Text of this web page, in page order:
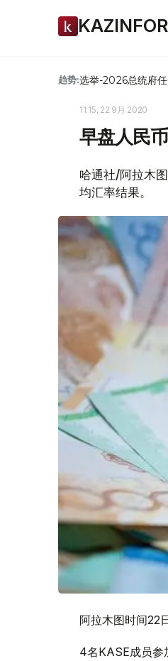
趋势:选举-2026总统府
11:15, 22 9月 2020
早盘人民
哈通社/阿拉木
均汇率结果。
阿拉木图时间22
4名KASE成员参